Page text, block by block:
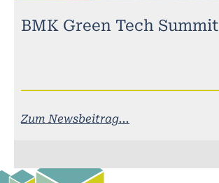
BMK Green Tech Summit
Zum Newsbeitrag...